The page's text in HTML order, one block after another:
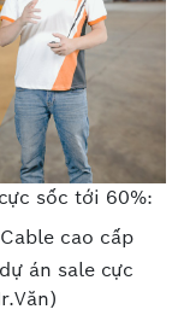
điều khiển
nhiễu
sốc tới 60%:
cao cấp
án sale cực